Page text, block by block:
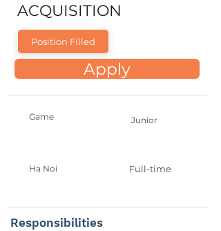
ACQUISITION
Position Filled
Apply
Game Junior
Ha Noi Full-time
Responsibilities